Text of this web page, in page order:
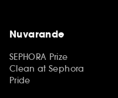
Nuvarande
SEPHORA Prize
Clean at Sephora
Pride